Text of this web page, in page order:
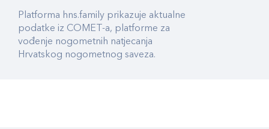
Platforma hns.family prikazuje aktualne
podatke iz COMET-a, platforme za
vođenje nogometnih natjecanja
Hrvatskog nogometnog saveza.